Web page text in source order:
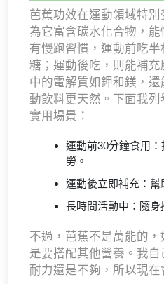
芭蕉功效在運動領域特
為它富含碳水化合物，
有慢跑習慣，運動前吃
糖；運動後吃，則能補
中的電解質如鉀和鎂，
動飲料更天然。下面我
實用場景：
運動前30分鐘食用
勞。
運動後立即補充：幫
長時間活動中：隨身
不過，芭蕉不是萬能的
是要搭配其他營養。我
耐力還是不夠，所以現在